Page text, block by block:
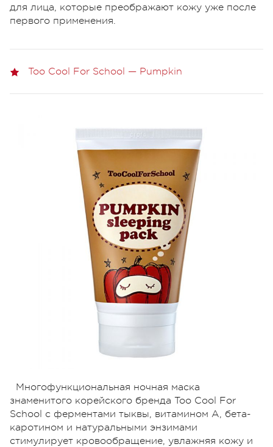
для лица, которые преображают кожу уже после
первого применения.
Too Cool For School — Pumpkin
Многофункциональная ночная маска
знаменитого корейского бренда Too Cool For
School c ферментами тыквы, витамином А, бета-
каротином и натуральными энзимами
стимулирует кровообращение, увлажняя кожу и